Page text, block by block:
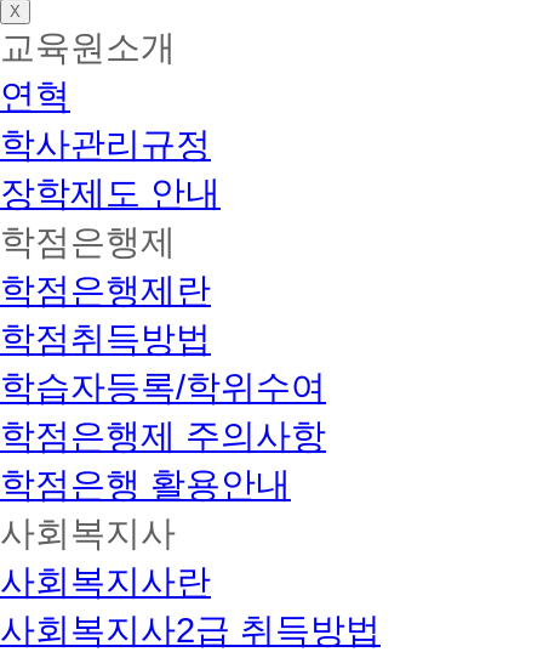
X
교육원소개
연혁
학사관리규정
장학제도 안내
학점은행제
학점은행제란
학점취득방법
학습자등록/학위수여
학점은행제 주의사항
학점은행 활용안내
사회복지사
사회복지사란
사회복지사2급 취득방법